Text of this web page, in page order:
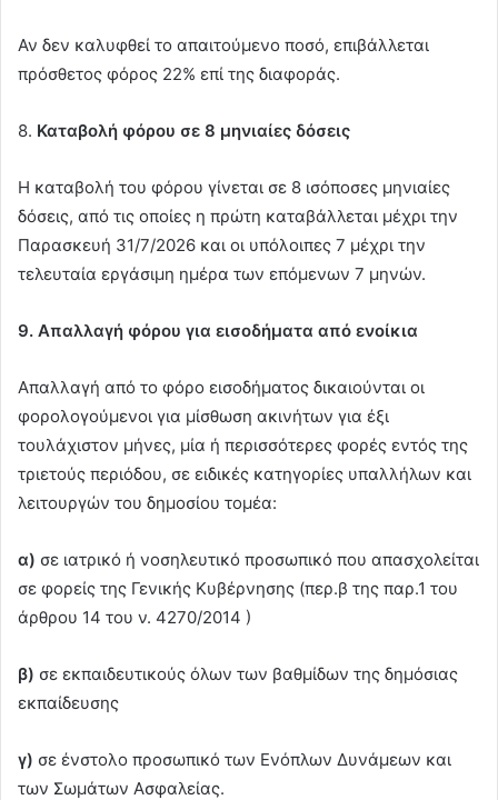
Αν δεν καλυφθεί το απαιτούμενο ποσό, επιβάλλεται
πρόσθετος φόρος 22% επί της διαφοράς.
8. Καταβολή φόρου σε 8 μηνιαίες δόσεις
Η καταβολή του φόρου γίνεται σε 8 ισόποσες μηνιαίες
δόσεις, από τις οποίες η πρώτη καταβάλλεται μέχρι την
Παρασκευή 31/7/2026 και οι υπόλοιπες 7 μέχρι την
τελευταία εργάσιμη ημέρα των επόμενων 7 μηνών.
9. Απαλλαγή φόρου για εισοδήματα από ενοίκια
Απαλλαγή από το φόρο εισοδήματος δικαιούνται οι
φορολογούμενοι για μίσθωση ακινήτων για έξι
τουλάχιστον μήνες, μία ή περισσότερες φορές εντός της
τριετούς περιόδου, σε ειδικές κατηγορίες υπαλλήλων και
λειτουργών του δημοσίου τομέα:
α) σε ιατρικό ή νοσηλευτικό προσωπικό που απασχολείται
σε φορείς της Γενικής Κυβέρνησης (περ.β της παρ.1 του
άρθρου 14 του ν. 4270/2014 )
β) σε εκπαιδευτικούς όλων των βαθμίδων της δημόσιας
εκπαίδευσης
γ) σε ένστολο προσωπικό των Ενόπλων Δυνάμεων και
των Σωμάτων Ασφαλείας.